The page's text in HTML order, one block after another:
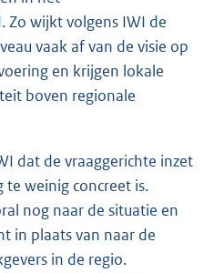
Zo wijkt volgens IWI de
vaak af van de visie op
en krijgen lokale
boven regionale
dat de vraaggerichte inzet
weinig concreet is.
nog naar de situatie en
in plaats van naar de
in de regio.